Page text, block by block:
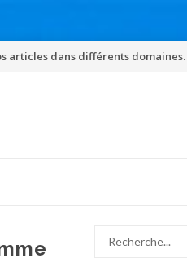
articles dans différents domaines.